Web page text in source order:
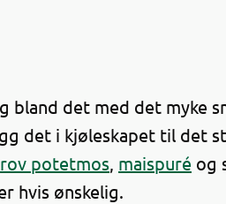
bland det med det myke
det i kjøleskapet til det
potetmos, maispuré og
hvis ønskelig.